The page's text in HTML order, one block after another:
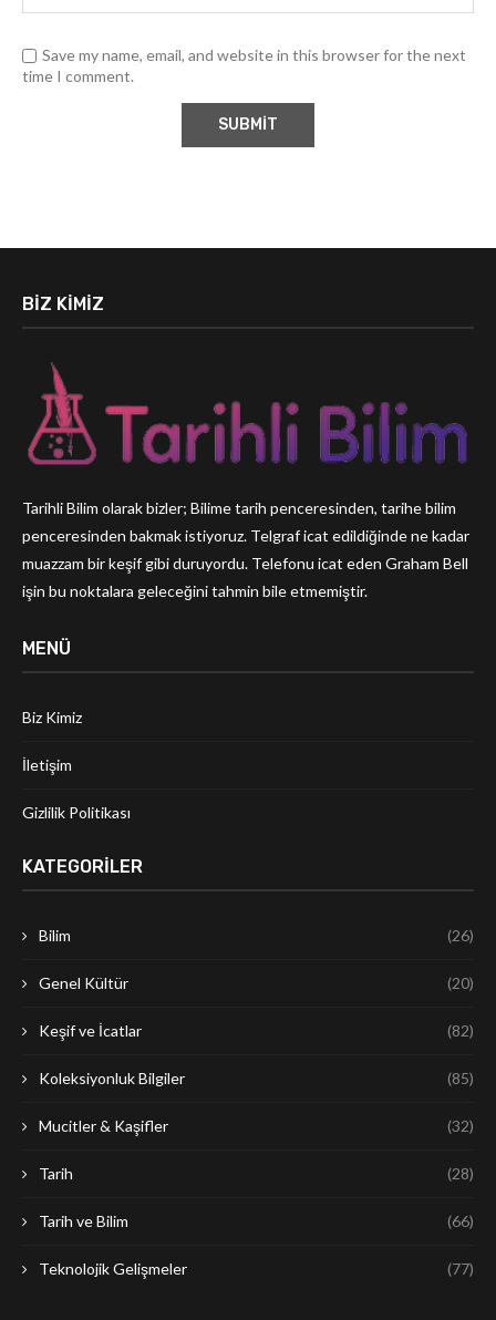
Save my name, email, and website in this browser for the next
time I comment.
BIZ KIMIZ
Tarihli Bilim olarak bizler; Bilime tarih penceresinden, tarihe bilim
penceresinden bakmak istiyoruz. Telgraf icat edildiğinde ne kadar
muazzam bir keşif gibi duruyordu. Telefonu icat eden Graham Bell
işin bu noktalara geleceğini tahmin bile etmemiştir.
MENÜ
Biz Kimiz
İletişim
Gizlilik Politikası
KATEGORILER
Bilim (26)
Genel Kültür (20)
Keşif ve İcatlar (82)
Koleksiyonluk Bilgiler (85)
Mucitler & Kaşifler (32)
Tarih (28)
Tarih ve Bilim (66)
Teknolojik Gelişmeler (77)